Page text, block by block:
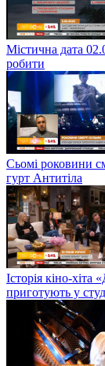
Містична дата
робити
Сьомі роковини
гурт Антитіла
Історія кіно-хіта
приготують у